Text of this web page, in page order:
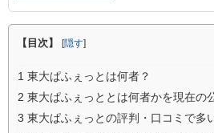
【目次】 [隠す]
1 東大ぱふぇっとは何者？
2 東大ぱふぇっととは何者かを現在の
3 東大ぱふぇっとの評判・口コミで多